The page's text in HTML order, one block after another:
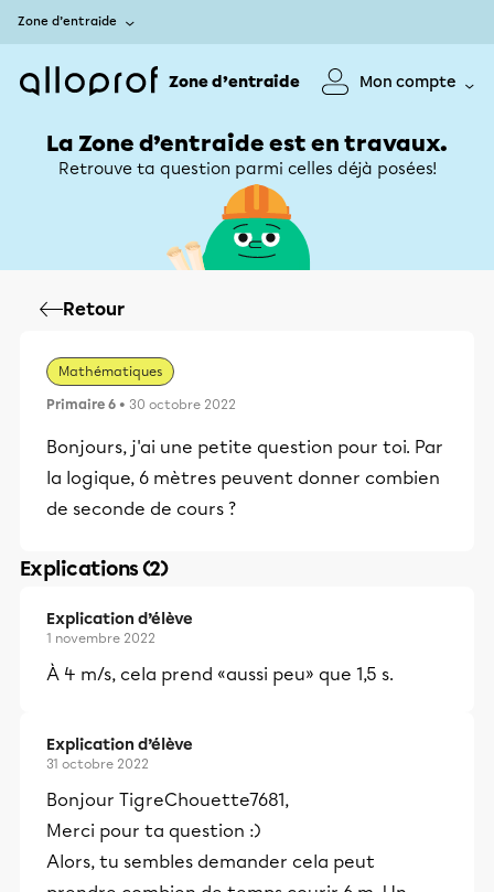
Zone d’entraide
Zone d’entraide Mon compte
La Zone d’entraide est en travaux.
Retrouve ta question parmi celles déjà posées!
Retour
Mathématiques
Primaire 6 • 30 octobre 2022
Bonjours, j'ai une petite question pour toi. Par
la logique, 6 mètres peuvent donner combien
de seconde de cours ?
Explications (2)
Explication d’élève
1 novembre 2022
À 4 m/s, cela prend «aussi peu» que 1,5 s.
Explication d’élève
31 octobre 2022
Bonjour TigreChouette7681,
Merci pour ta question :)
Alors, tu sembles demander cela peut